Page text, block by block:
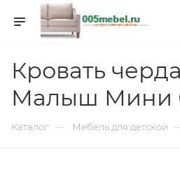
Кровать
Малыш Мини
Каталог — Мебель для детской